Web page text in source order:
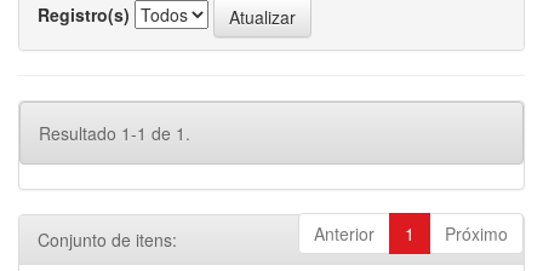
Registro(s)
Resultado 1-1 de 1.
Anterior 1 Próximo
Conjunto de itens: